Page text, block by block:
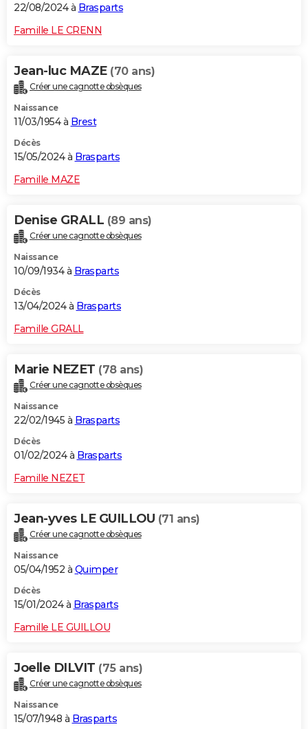
22/08/2024 à Brasparts
Famille LE CRENN
Jean-luc MAZE (70 ans)
Créer une cagnotte obsèques
Naissance
11/03/1954 à Brest
Décès
15/05/2024 à Brasparts
Famille MAZE
Denise GRALL (89 ans)
Créer une cagnotte obsèques
Naissance
10/09/1934 à Brasparts
Décès
13/04/2024 à Brasparts
Famille GRALL
Marie NEZET (78 ans)
Créer une cagnotte obsèques
Naissance
22/02/1945 à Brasparts
Décès
01/02/2024 à Brasparts
Famille NEZET
Jean-yves LE GUILLOU (71 ans)
Créer une cagnotte obsèques
Naissance
05/04/1952 à Quimper
Décès
15/01/2024 à Brasparts
Famille LE GUILLOU
Joelle DILVIT (75 ans)
Créer une cagnotte obsèques
Naissance
15/07/1948 à Brasparts